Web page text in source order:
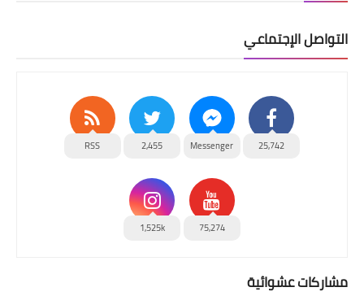
التواصل الإجتماعي
25,742
Messenger
2,455
RSS
75,274
1,525k
مشاركات عشوائية